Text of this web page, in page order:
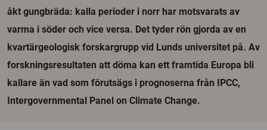
åkt gungbräda: kalla perioder i norr har motsvarats av
varma i söder och vice versa. Det tyder rön gjorda av en
kvartärgeologisk forskargrupp vid Lunds universitet på. Av
forskningsresultaten att döma kan ett framtida Europa bli
kallare än vad som förutsägs i prognoserna från IPCC,
Intergovernmental Panel on Climate Change.